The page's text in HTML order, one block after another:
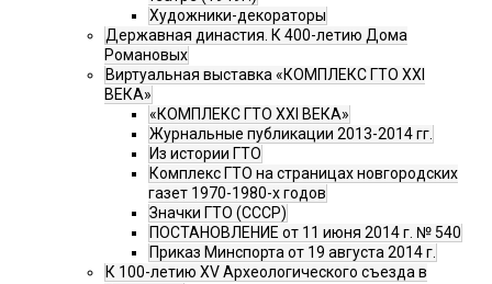
Художники-декораторы
Державная династия. К 400-летию Дома
Романовых
Виртуальная выставка «КОМПЛЕКС ГТО XXI
ВЕКА»
«КОМПЛЕКС ГТО XXI ВЕКА»
Журнальные публикации 2013-2014 гг.
Из истории ГТО
Комплекс ГТО на страницах новгородских
газет 1970-1980-х годов
Значки ГТО (СССР)
ПОСТАНОВЛЕНИЕ от 11 июня 2014 г. № 540
Приказ Минспорта от 19 августа 2014 г.
К 100-летию XV Археологического съезда в